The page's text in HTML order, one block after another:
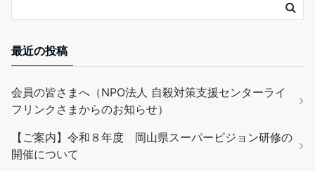
最近の投稿
会員の皆さまへ（NPO法人 自殺対策支援センターライ
フリンクさまからのお知らせ）
【ご案内】令和８年度 岡山県スーパービジョン研修の
開催について